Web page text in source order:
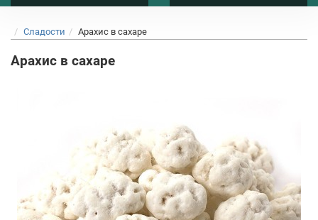
Сладости Арахис в сахаре
Арахис в сахаре